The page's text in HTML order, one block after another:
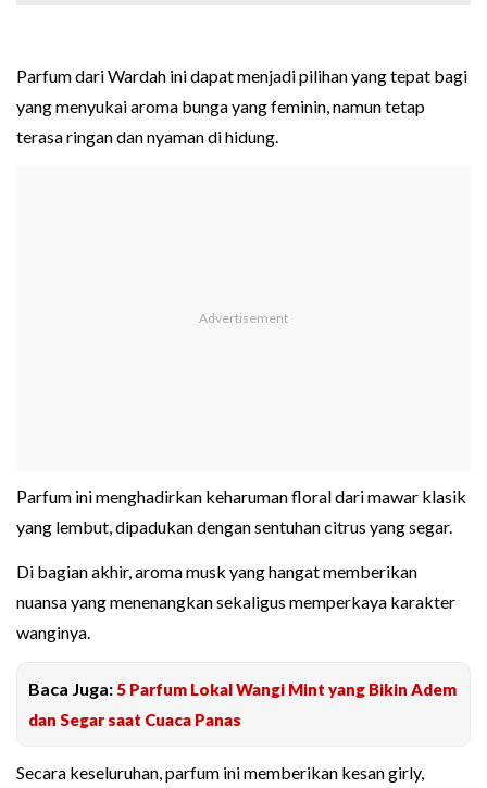
Parfum dari Wardah ini dapat menjadi pilihan yang tepat bagi
yang menyukai aroma bunga yang feminin, namun tetap
terasa ringan dan nyaman di hidung.
Parfum ini menghadirkan keharuman floral dari mawar klasik
yang lembut, dipadukan dengan sentuhan citrus yang segar.
Di bagian akhir, aroma musk yang hangat memberikan
nuansa yang menenangkan sekaligus memperkaya karakter
wanginya.
Baca Juga: 5 Parfum Lokal Wangi Mint yang Bikin Adem
dan Segar saat Cuaca Panas
Secara keseluruhan, parfum ini memberikan kesan girly,